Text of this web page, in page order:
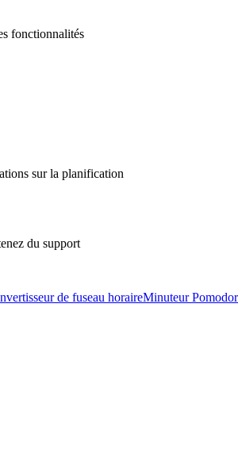
fonctionnalités
sur la planification
du support
de fuseau horaireMinuteur